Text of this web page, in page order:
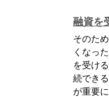
融資を
そのた
くなっ
を受け
続でき
が重要